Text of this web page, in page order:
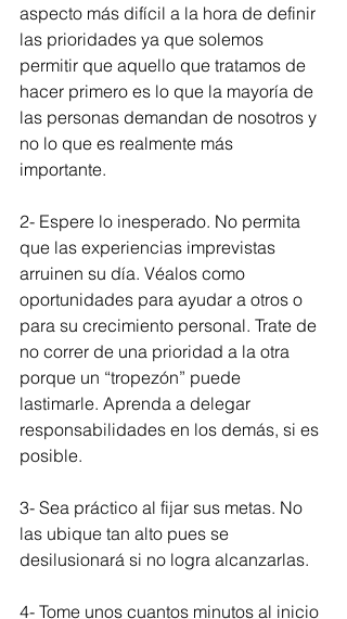
aspecto más difícil a la hora de definir
las prioridades ya que solemos
permitir que aquello que tratamos de
hacer primero es lo que la mayoría de
las personas demandan de nosotros y
no lo que es realmente más
importante.
2- Espere lo inesperado. No permita
que las experiencias imprevistas
arruinen su día. Véalos como
oportunidades para ayudar a otros o
para su crecimiento personal. Trate de
no correr de una prioridad a la otra
porque un “tropezón” puede
lastimarle. Aprenda a delegar
responsabilidades en los demás, si es
posible.
3- Sea práctico al fijar sus metas. No
las ubique tan alto pues se
desilusionará si no logra alcanzarlas.
4- Tome unos cuantos minutos al inicio